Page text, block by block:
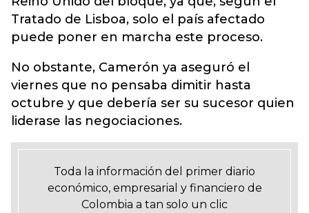
Tratado de Lisboa, solo el país afectado
puede poner en marcha este proceso.
No obstante, Camerón ya aseguró el
viernes que no pensaba dimitir hasta
octubre y que debería ser su sucesor quien
liderase las negociaciones.
Toda la información del primer diario
económico, empresarial y financiero de
Colombia a tan solo un clic